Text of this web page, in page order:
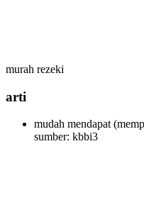
murah rezeki
arti
mudah mendapat
sumber: kbbi3